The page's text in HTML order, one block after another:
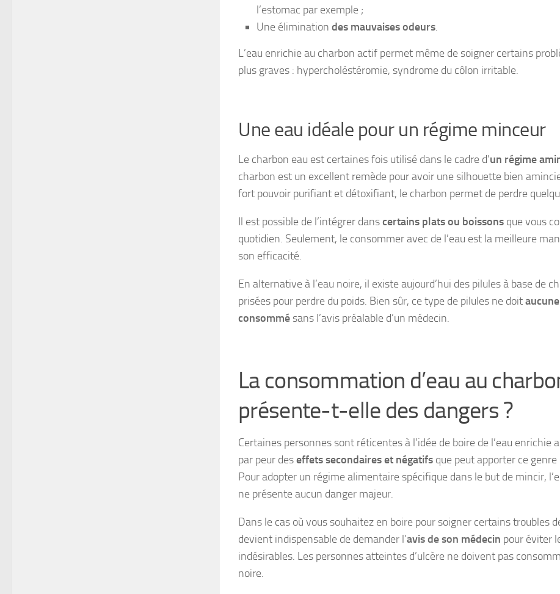
l’estomac par exemple ;
Une élimination des mauvaises odeurs.
L’eau enrichie au charbon actif permet même de soigner certains
plus graves : hypercholéstéromie, syndrome du côlon irritable.
Une eau idéale pour un régime minceur
Le charbon eau est certaines fois utilisé dans le cadre d’un régime
charbon est un excellent remède pour avoir une silhouette bien
fort pouvoir purifiant et détoxifiant, le charbon permet de perdre
Il est possible de l’intégrer danscertains plats ou boissons que vous
quotidien. Seulement, le consommer avec de l’eau est la meilleure
son efficacité.
En alternative à l’eau noire, il existe aujourd’hui des pilules à base de
prisées pour perdre du poids. Bien sûr, ce type de pilules ne doit
consommé sans l’avis préalable d’un médecin.
La consommation d’eau au
présente-t-elle des dangers ?
Certaines personnes sont réticentes à l’idée de boire de l’eau enrichie
par peur deseffets secondaires et négatifs que peut apporter ce genre
Pour adopter un régime alimentaire spécifique dans le but de mincir,
ne présente aucun danger majeur.
Dans le cas où vous souhaitez en boire pour soigner certains troubles
devient indispensable de demander l’avis de son médecin pour éviter
indésirables. Les personnes atteintes d’ulcère ne doivent pas
noire.